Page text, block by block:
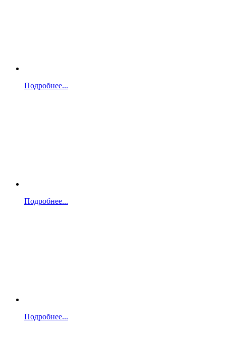
Подробнее...
Подробнее...
Подробнее...